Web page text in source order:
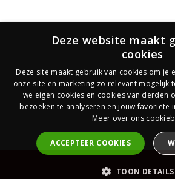
Deze website maakt
cookies
Deze site maakt gebruik van cookies om je
onze site en marketing zo relevant mogelijk
we eigen cookies en cookies van derden
bezoeken te analyseren en jouw favoriete
Meer over ons
ACCEPTEER COOKIES
TOON DETAILS